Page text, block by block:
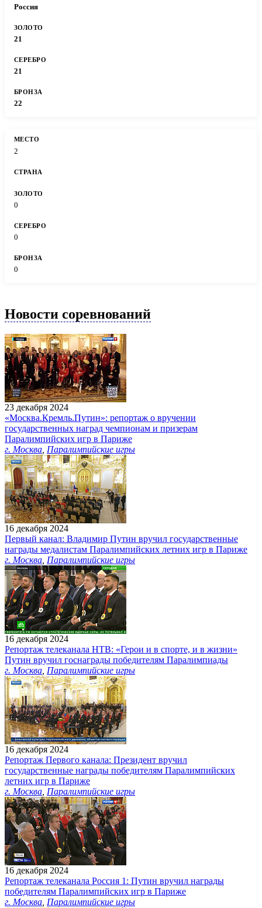
Россия
21
21
22
2
0
0
0
Новости соревнований
23 декабря 2024
«Москва.Кремль.Путин»: репортаж о вручении
государственных наград чемпионам и призерам
Паралимпийских игр в Париже
г. Москва Паралимпийские игры
16 декабря 2024
Первый канал: Владимир Путин вручил государственные
награды медалистам Паралимпийских летних игр в Париже
г. Москва Паралимпийские игры
16 декабря 2024
Репортаж телеканала НТВ: «Герои и в спорте, и в жизни»
Путин вручил госнаграды победителям Паралимпиады
г. Москва Паралимпийские игры
16 декабря 2024
Репортаж Первого канала: Президент вручил
государственные награды победителям Паралимпийских
летних игр в Париже
г. Москва Паралимпийские игры
16 декабря 2024
Репортаж телеканала Россия 1: Путин вручил награды
победителям Паралимпийских игр в Париже
г. Москва Паралимпийские игры